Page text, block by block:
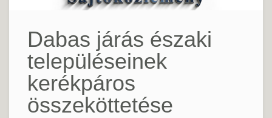
Dabas járás északi
településeinek
kerékpáros
összeköttetése